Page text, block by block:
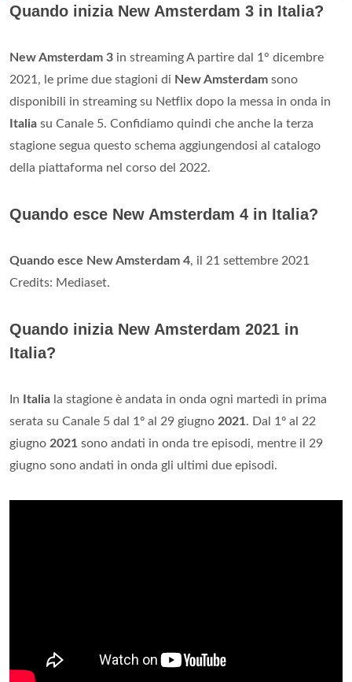
Quando inizia New Amsterdam 3 in Italia?
New Amsterdam 3 in streaming A partire dal 1° dicembre
2021, le prime due stagioni di New Amsterdam sono
disponibili in streaming su Netflix dopo la messa in onda in
Italia su Canale 5. Confidiamo quindi che anche la terza
stagione segua questo schema aggiungendosi al catalogo
della piattaforma nel corso del 2022.
Quando esce New Amsterdam 4 in Italia?
Quando esce New Amsterdam 4, il 21 settembre 2021
Credits: Mediaset.
Quando inizia New Amsterdam 2021 in
Italia?
In Italia la stagione è andata in onda ogni martedì in prima
serata su Canale 5 dal 1º al 29 giugno 2021. Dal 1º al 22
giugno 2021 sono andati in onda tre episodi, mentre il 29
giugno sono andati in onda gli ultimi due episodi.